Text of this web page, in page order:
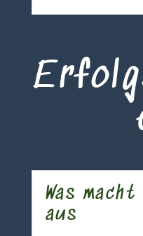
Was
aus